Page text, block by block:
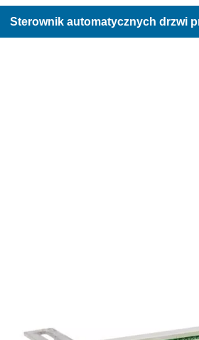
Sterownik automatycznych drzwi